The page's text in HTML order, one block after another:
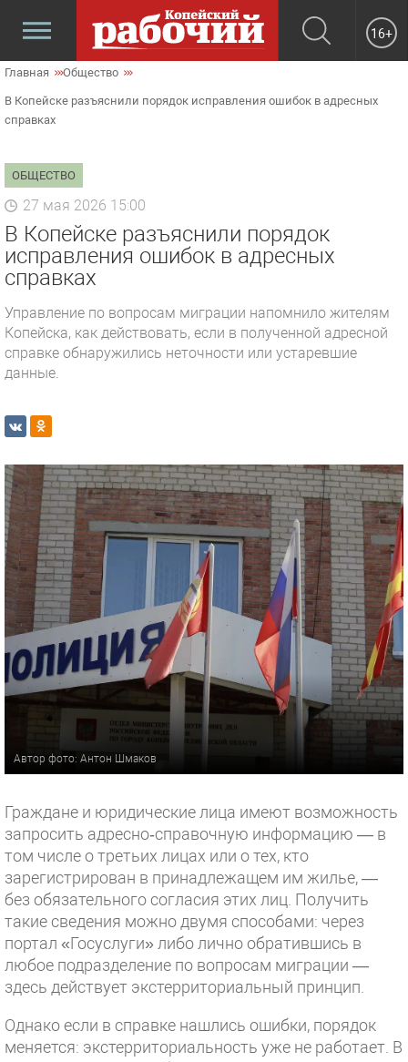
16+
Главная Общество
В Копейске разъяснили порядок исправления ошибок в адресных
справках
ОБЩЕСТВО
27 мая 2026 15:00
В Копейске разъяснили порядок
исправления ошибок в адресных
справках
Управление по вопросам миграции напомнило жителям
Копейска, как действовать, если в полученной адресной
справке обнаружились неточности или устаревшие
данные.
Автор фото: Антон Шмаков
Граждане и юридические лица имеют возможность
запросить адресно‑справочную информацию — в
том числе о третьих лицах или о тех, кто
зарегистрирован в принадлежащем им жилье, —
без обязательного согласия этих лиц. Получить
такие сведения можно двумя способами: через
портал «Госуслуги» либо лично обратившись в
любое подразделение по вопросам миграции —
здесь действует экстерриториальный принцип.
Однако если в справке нашлись ошибки, порядок
меняется: экстерриториальность уже не работает. В